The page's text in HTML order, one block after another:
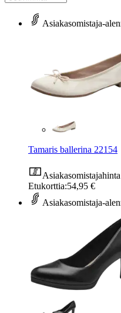
Asiakasomistaja-
Tamaris ballerina 22154
Asiakasomistajahinta
Etukorttia:54,95 €
Asiakasomistaja-